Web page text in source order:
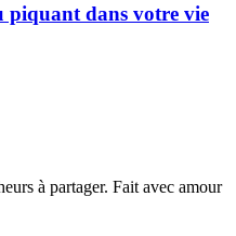
dans votre vie
à partager. Fait avec amour